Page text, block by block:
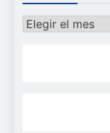
Archivos